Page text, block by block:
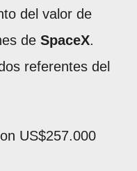
del valor de
de SpaceX.
referentes del
US$257.000